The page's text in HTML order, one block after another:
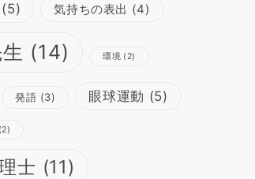
(5) 気持ちの表出 (4)
(14) 環境(2)
発語 (3) 眼球運動 (5)
(2)
士 (11)